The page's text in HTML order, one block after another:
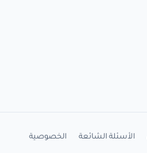
الأسئلة الشائعة الخصوصية